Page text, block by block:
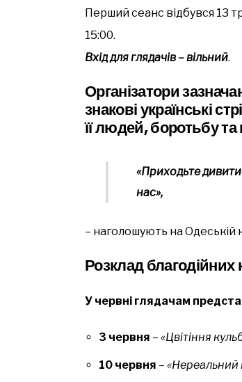
Перший сеанс відбувся 13
15:00.
Вхід для глядачів – вільний.
Організатори
знакові українські
її людей, боротьбу та
«Приходьте
нас»,
– наголошують на Одеській
Розклад благодійних
У червні глядачам
3 червня – «Цвітіння
10 червня – «Нереальний